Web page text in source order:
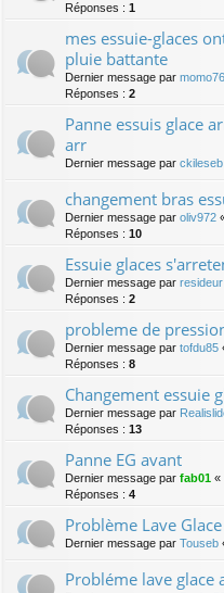
Réponses : 1
mes essuie-glaces
pluie battante
Dernier message par momo76
Réponses : 2
Panne essuis glace
arr
Dernier message par ckileseb
changement bras
Dernier message par oliv972
Réponses : 10
Essuie glaces
Dernier message par resideur
Réponses : 2
probleme de
Dernier message par tofdu85
Réponses : 8
Changement essuie
Dernier message par
Réponses : 13
Panne EG avant
Dernier message par fab01 «
Réponses : 4
Problème Lave
Dernier message par Touseb
Probléme lave glace